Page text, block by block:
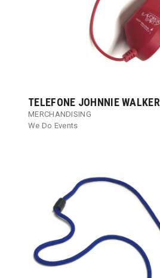
TELEFONE JOHNNIE WALKER
MERCHANDISING
We Do Events